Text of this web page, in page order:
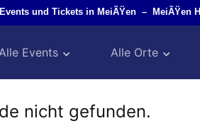
Events und Tickets in MeiÃŸen – MeiÃŸen